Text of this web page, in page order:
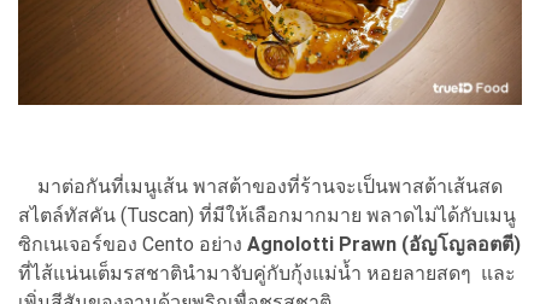
มาต่อกันที่เมนูเส้น พาสต้าของที่ร้านจะเป็นพาสต้าเส้นสด
สไตล์ทัสคัน (Tuscan) ที่มีให้เลือกมากมาย พลาดไม่ได้กับเมนู
ซิกเนเจอร์ของ Cento อย่าง Agnolotti Prawn (อัญโญลอตตี)
ที่ไส้แน่นเต็มรสชาตินำมาจับคู่กับกุ้งแม่น้ำ หอยลายสดๆ และ